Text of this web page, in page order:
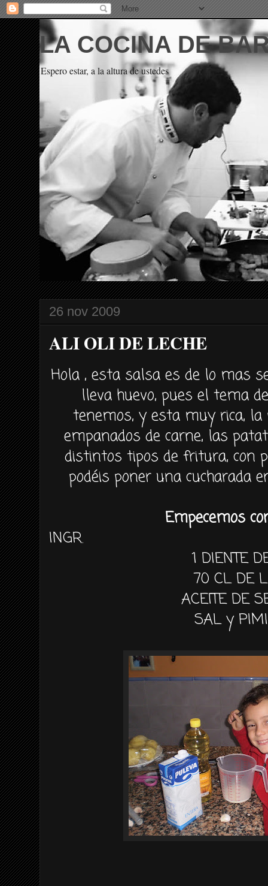
LA COCINA DE
Espero estar, a la altura de ustedes
26 nov 2009
ALI OLI DE LECHE
Hola , esta salsa es de lo mas
lleva huevo, pues el tema
tenemos, y esta muy rica,
empanados de carne, las
distintos tipos de fritura, con
podéis poner una cucharada
Empecemos
INGR.
1 DIENTE
70 CL DE
ACEITE DE
SAL y